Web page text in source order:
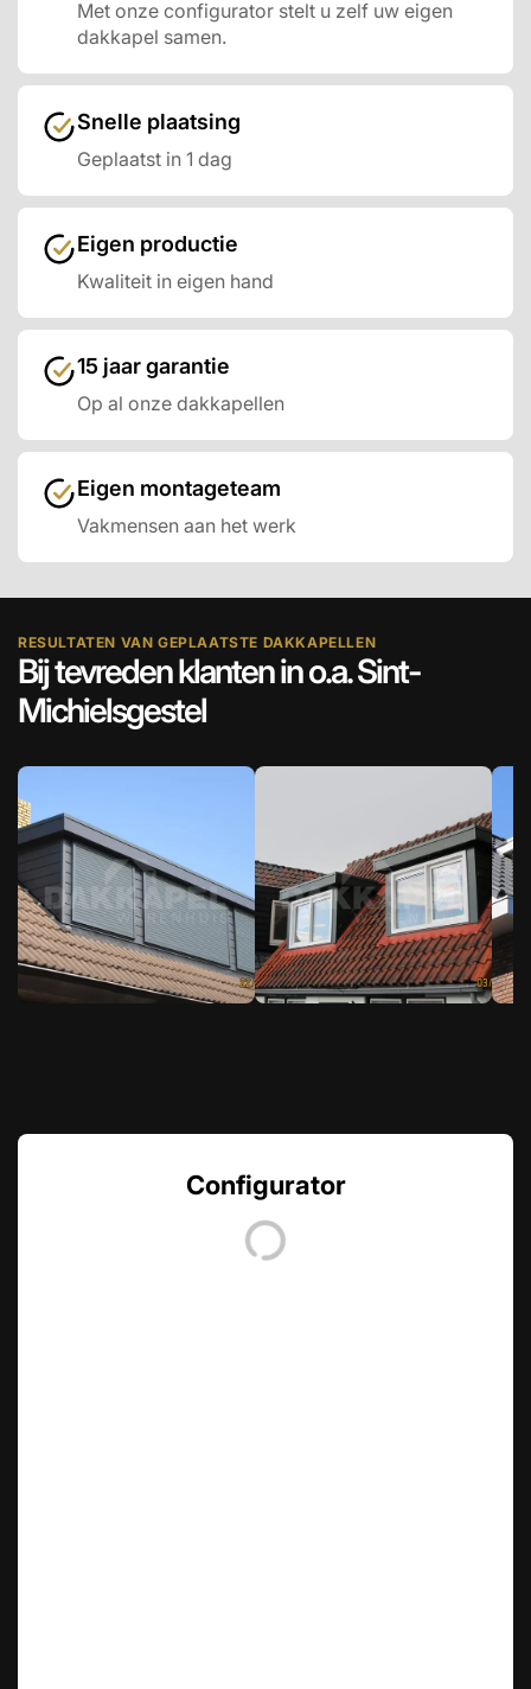
Met onze configurator stelt u zelf uw eigen
dakkapel samen.
Snelle plaatsing
Geplaatst in 1 dag
Eigen productie
Kwaliteit in eigen hand
15 jaar garantie
Op al onze dakkapellen
Eigen montageteam
Vakmensen aan het werk
RESULTATEN VAN GEPLAATSTE DAKKAPELLEN
Bij tevreden klanten in o.a. Sint-
Michielsgestel
Configurator